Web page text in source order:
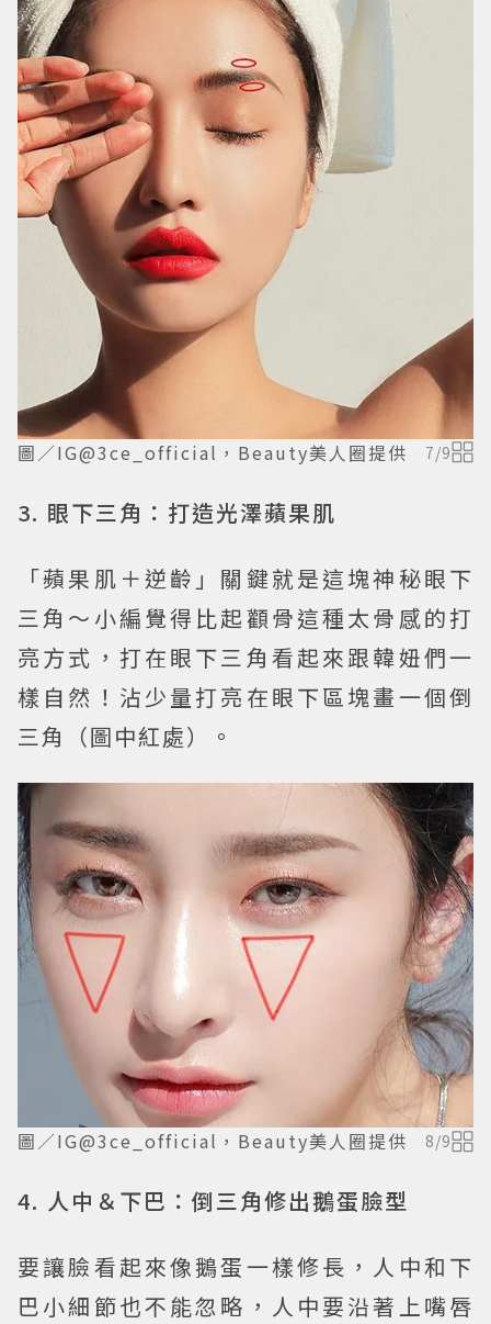
圖／IG@3ce_official，Beauty美人圈提供 7/9
3. 眼下三角：打造光澤蘋果肌
「蘋果肌＋逆齡」關鍵就是這塊神秘眼下
三角～小編覺得比起顴骨這種太骨感的打
亮方式，打在眼下三角看起來跟韓妞們一
樣自然！沾少量打亮在眼下區塊畫一個倒
三角（圖中紅處）。
圖／IG@3ce_official，Beauty美人圈提供 8/9
4. 人中＆下巴：倒三角修出鵝蛋臉型
要讓臉看起來像鵝蛋一樣修長，人中和下
巴小細節也不能忽略，人中要沿著上嘴唇